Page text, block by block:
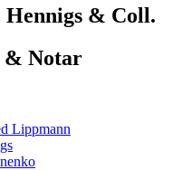
& Coll.
& Notar
Lippmann